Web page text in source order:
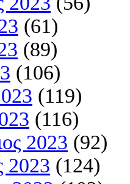
(61)
(89)
(106)
(119)
(116)
2023 (92)
2023 (124)